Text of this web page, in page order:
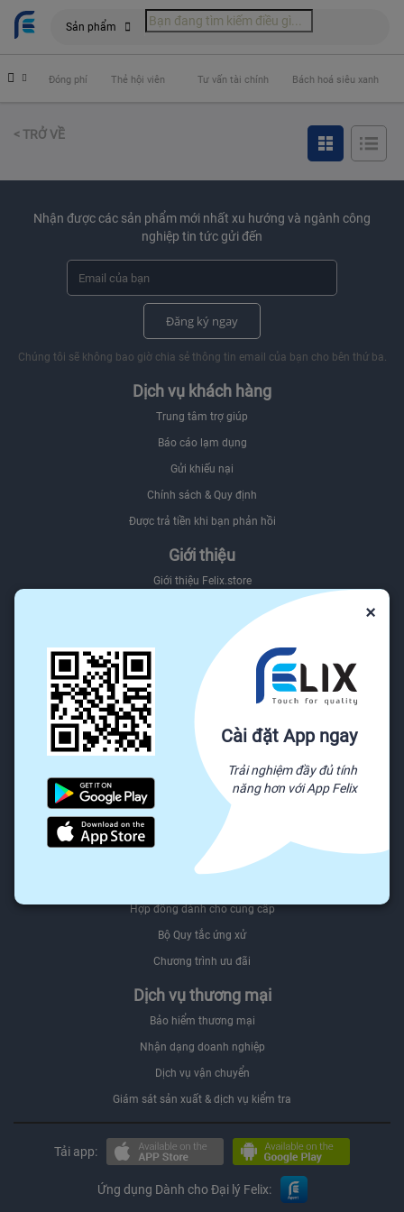
Sản phẩm
Đóng phí Thẻ hội viên Tư vấn tài chính Bách hoá siêu xanh
< TRỞ VỀ
Nhận được các sản phẩm mới nhất xu hướng và ngành công
nghiệp tin tức gửi đến
Đăng ký ngay
Chúng tôi sẽ không bao giờ chia sẻ thông tin email của bạn cho bên thứ ba.
Dịch vụ khách hàng
Trung tâm trợ giúp
Báo cáo lạm dụng
Gửi khiếu nại
Chính sách & Quy định
Được trả tiền khi bạn phản hồi
Giới thiệu
Giới thiệu Felix.store
Sơ đồ website
Felix.store Blog
Tìm nguồn hàng trên Felix.store
Tất cả danh mục
Yêu cầu báo giá
Sẵn sàng vận chuyển
Người mua Đối tác
Felix.store Select
Hợp đồng dành cho cung cấp
Bộ Quy tắc ứng xử
Chương trình ưu đãi
Dịch vụ thương mại
Bảo hiểm thương mại
Nhận dạng doanh nghiệp
Dịch vụ vận chuyển
Giám sát sản xuất & dịch vụ kiểm tra
Tải app:
Ứng dụng Dành cho Đại lý Felix:
×
Cài đặt App ngay
Trải nghiệm đầy đủ tính
năng hơn với App Felix